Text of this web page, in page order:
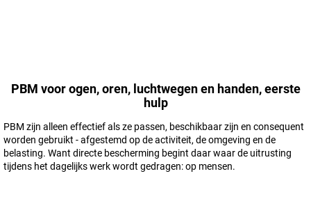
PBM voor ogen, oren, luchtwegen en handen, eerste
hulp
PBM zijn alleen effectief als ze passen, beschikbaar zijn en consequent
worden gebruikt - afgestemd op de activiteit, de omgeving en de
belasting. Want directe bescherming begint daar waar de uitrusting
tijdens het dagelijks werk wordt gedragen: op mensen.